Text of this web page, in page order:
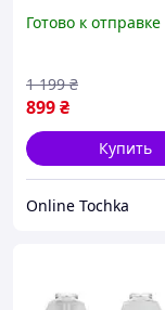
электрическая
точильная
Готово к отправке
899₴
1 199 ₴
Купить
Online Tochka